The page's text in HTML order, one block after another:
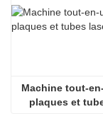
Machine tout-
plaques et